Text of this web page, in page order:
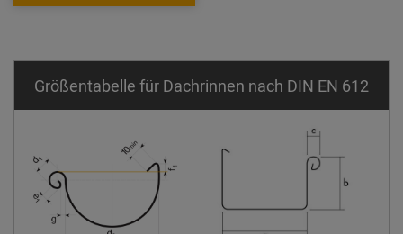
Größentabelle für Dachrinnen nach DIN EN 612